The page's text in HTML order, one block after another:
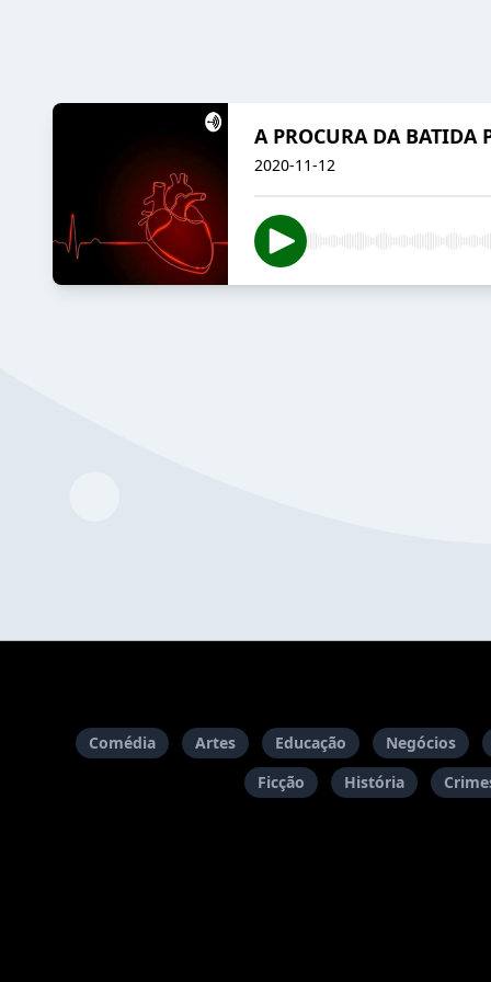
A PROCURA DA BATIDA
2020-11-12
Comédia Artes Educação
Negócios
Ficção
História